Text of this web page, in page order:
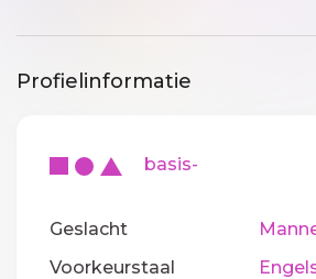
Profielinformatie
basis-
Geslacht
Voorkeurstaal